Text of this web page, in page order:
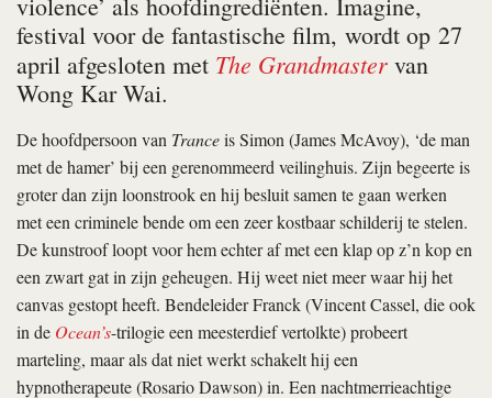
violence’ als hoofdingrediënten. Imagine,
festival voor de fantastische film, wordt op 27
april afgesloten met The Grandmaster van
Wong Kar Wai.
De hoofdpersoon van Tranceis Simon (James McAvoy), ‘de man
met de hamer’ bij een gerenommeerd veilinghuis. Zijn begeerte is
groter dan zijn loonstrook en hij besluit samen te gaan werken
met een criminele bende om een zeer kostbaar schilderij te stelen.
De kunstroof loopt voor hem echter af met een klap op z’n kop en
een zwart gat in zijn geheugen. Hij weet niet meer waar hij het
canvas gestopt heeft. Bendeleider Franck (Vincent Cassel, die ook
in de Ocean’s-trilogie een meesterdief vertolkte) probeert
marteling, maar als dat niet werkt schakelt hij een
hypnotherapeute (Rosario Dawson) in. Een nachtmerrieachtige